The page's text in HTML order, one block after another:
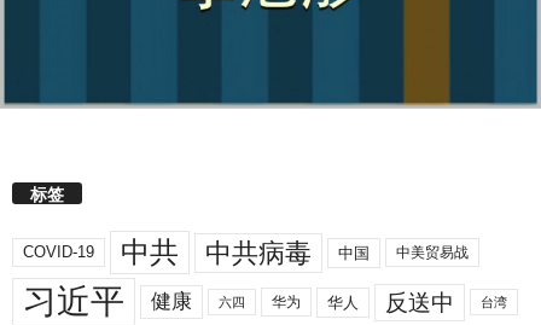
标签
COVID-19 中共 中共病毒 中国 中美贸易战
习近平 健康 六四 华为 华人 反送中 台湾